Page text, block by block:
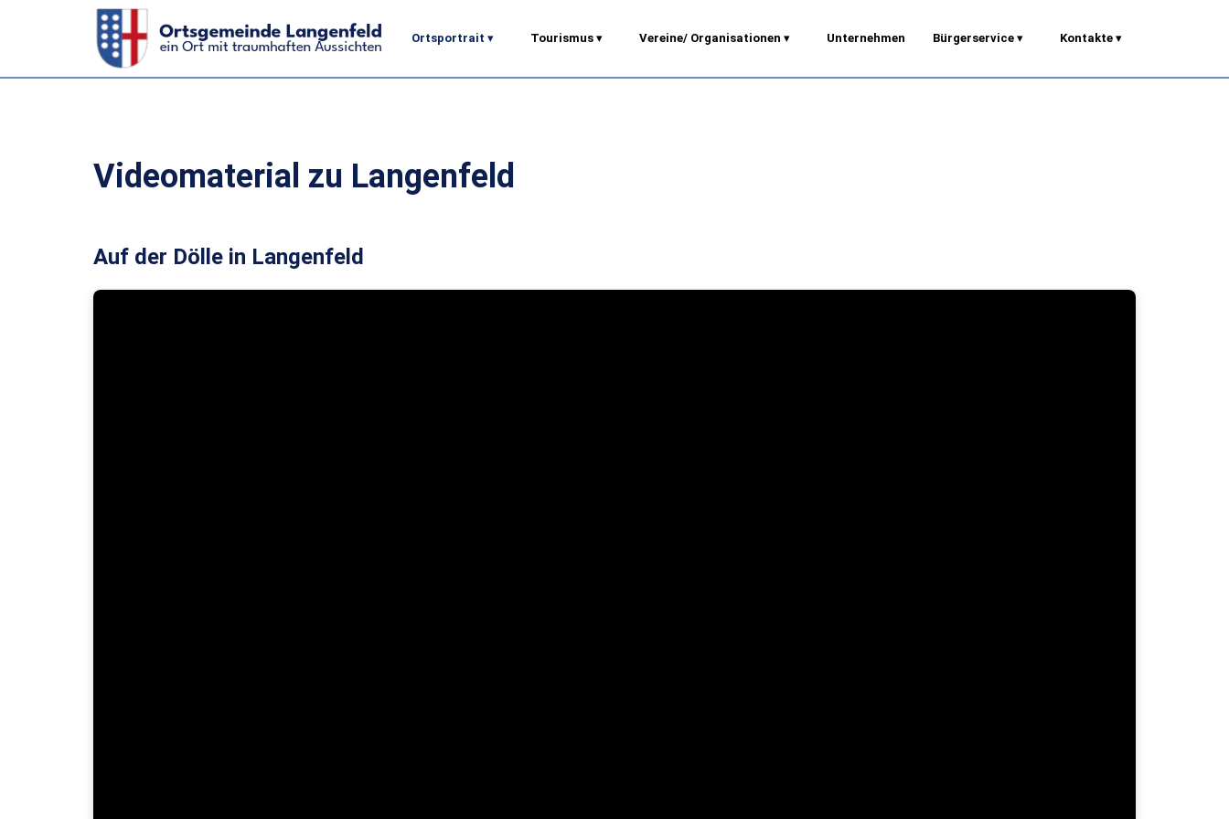
Ortsportrait ▾ Tourismus ▾ Vereine/ Organisationen ▾ Unternehmen Bürgerservice ▾ Kontakte ▾
Videomaterial zu Langenfeld
Auf der Dölle in Langenfeld